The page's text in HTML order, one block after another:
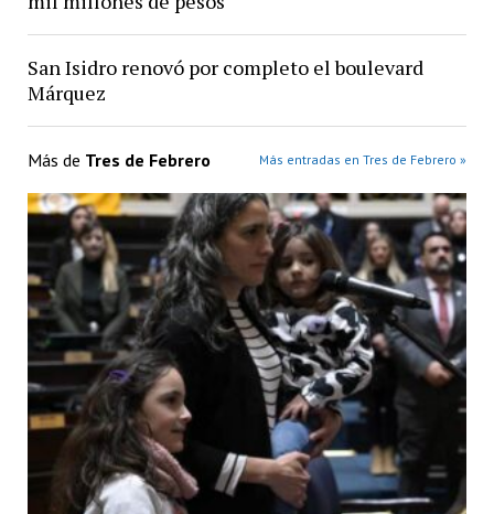
San Isidro renovó por completo el boulevard
Márquez
Más de Tres de Febrero Más entradas en Tres de Febrero »